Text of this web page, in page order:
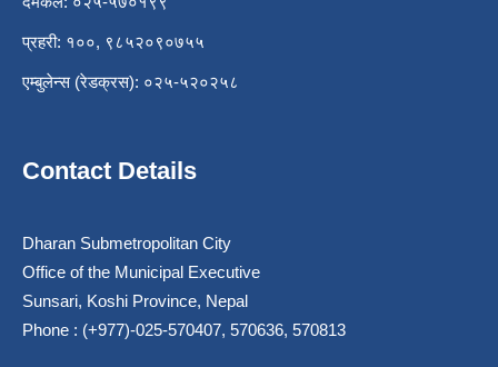
प्रहरी: १००, ९८५२०९०७५५
एम्बुलेन्स (रेडक्रस): ०२५-५२०२५८
Contact Details
Dharan Submetropolitan City
Office of the Municipal Executive
Sunsari, Koshi Province, Nepal
Phone : (+977)-025-570407, 570636, 570813